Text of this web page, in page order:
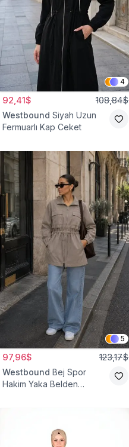
4
92,41$ 108,84$
Westbound Siyah Uzun
Fermuarlı Kap Ceket
5
97,96$ 123,17$
Westbound Bej Spor
Hakim Yaka Belden